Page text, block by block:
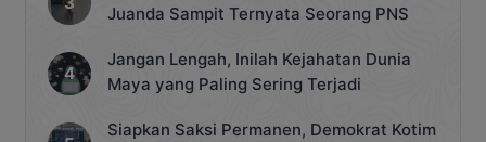
Juanda Sampit Ternyata Seorang PNS
Jangan Lengah, Inilah Kejahatan Dunia
Maya yang Paling Sering Terjadi
Siapkan Saksi Permanen, Demokrat Kotim